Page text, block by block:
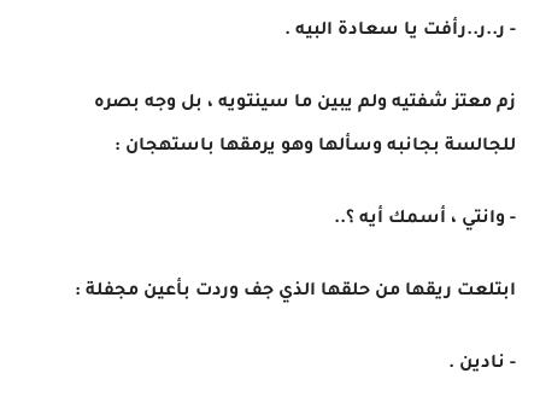
- ر..ر..رأفت يا سعادة البيه .
زم معتز شفتيه ولم يبين ما سينتويه ، بل وجه بصره
للجالسة بجانبه وسألها وهو يرمقها باستهجان :
- وانتي ، أسمك أيه ؟..
ابتلعت ريقها من حلقها الذي جف وردت بأعين مجفلة :
- نادين .